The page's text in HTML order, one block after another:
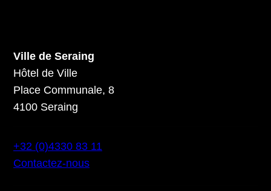
Ville de Seraing
Hôtel de Ville
Place Communale, 8
4100 Seraing
+32 (0)4330 83 11
Contactez-nous